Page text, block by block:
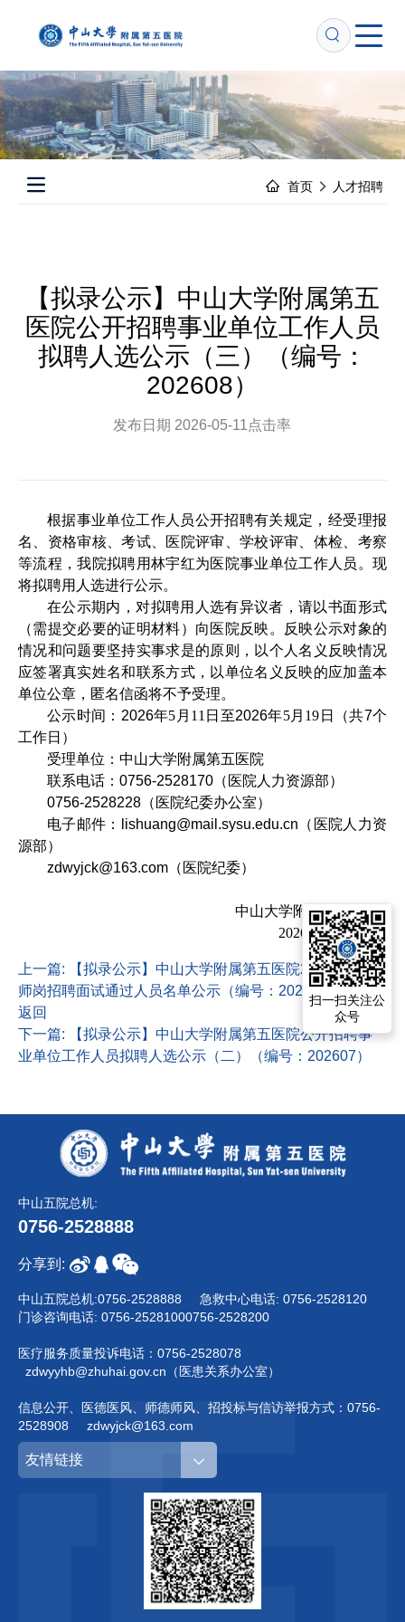
主
要
内
容
Open main menu 首页 人才招聘
【拟录公示】中山大学附属第五
医院公开招聘事业单位工作人员
拟聘人选公示（三）（编号：
202608）
发布日期 2026-05-11点击率
根据事业单位工作人员公开招聘有关规定，经受理报
名、资格审核、考试、医院评审、学校评审、体检、考察
等流程，我院拟聘用林宇红为医院事业单位工作人员。现
将拟聘用人选进行公示。
在公示期内，对拟聘用人选有异议者，请以书面形式
（需提交必要的证明材料）向医院反映。反映公示对象的
情况和问题要坚持实事求是的原则，以个人名义反映情况
应签署真实姓名和联系方式，以单位名义反映的应加盖本
单位公章，匿名信函将不予受理。
公示时间： 2026年5 月 11 日至2026年5月 19 日（共7个
工作日）
受理单位：中山大学附属第五医院
联系电话： 0756-2528170 （医院人力资源部）
0756-2528228 （医院纪委办公室）
电子邮件：
lishuang@mail.sysu.edu.cn （医院人力资
源部）
zdwyjck@163.com （医院纪委）
中山大学附属第五医院
2026 年5月11日
上一篇: 【拟录公示】中山大学附属第五医院2026年4月技
师岗招聘面试通过人员名单公示（编号：202609）
返回
下一篇: 【拟录公示】中山大学附属第五医院公开招聘事
业单位工作人员拟聘人选公示（二）（编号：202607）
扫一扫关注公
众号
中山五院总机:
0756-2528888
分享到:
中山五院总机:0756-2528888 急救中心电话: 0756-2528120
门诊咨询电话: 0756-25281000756-2528200
医疗服务质量投诉电话： 0756-2528078
zdwyyhb@zhuhai.gov.cn（医患关系办公室）
信息公开、医德医风、师德师风、招投标与信访举报方式： 0756-
2528908
zdwyjck@163.com
友情链接